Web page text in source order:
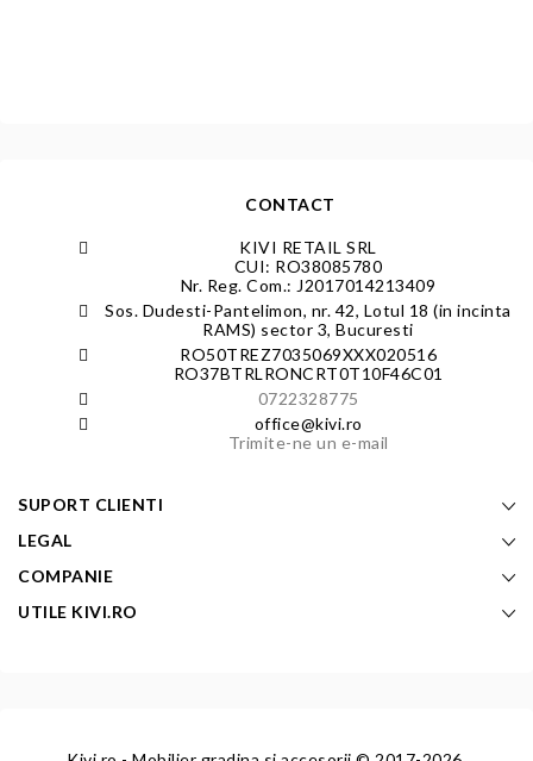
CONTACT
KIVI RETAIL SRL
CUI: RO38085780
Nr. Reg. Com.: J2017014213409
Sos. Dudesti-Pantelimon, nr. 42, Lotul 18 (in incinta
RAMS) sector 3, Bucuresti
RO50TREZ7035069XXX020516
RO37BTRLRONCRT0T10F46C01
0722328775
office@kivi.ro
Trimite-ne un e-mail
SUPORT CLIENTI
LEGAL
COMPANIE
UTILE KIVI.RO